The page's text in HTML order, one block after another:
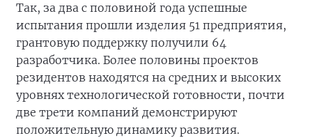
Так, за два с половиной года успешные
испытания прошли изделия 51 предприятия,
грантовую поддержку получили 64
разработчика. Более половины проектов
резидентов находятся на средних и высоких
уровнях технологической готовности, почти
две трети компаний демонстрируют
положительную динамику развития.